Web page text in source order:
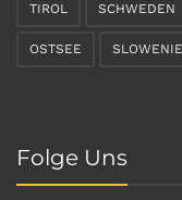
TIROL SCHWEDEN
OSTSEE
Folge Uns